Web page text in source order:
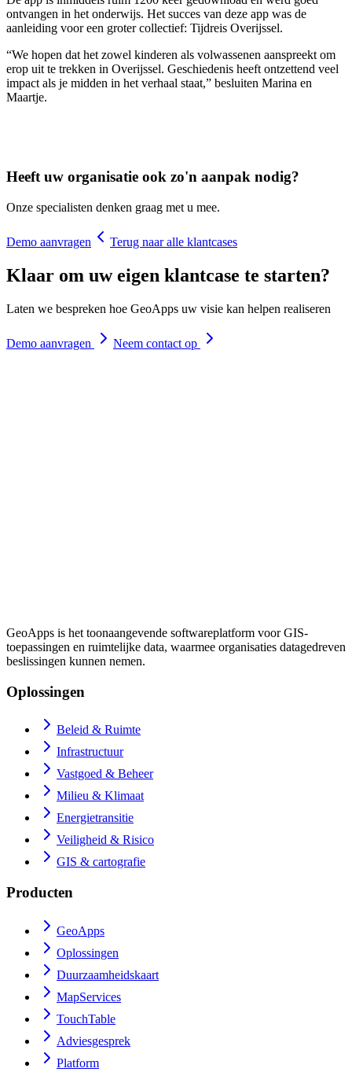
ontvangen in het onderwijs. Het succes van deze app was de
aanleiding voor een groter collectief: Tijdreis Overijssel.
“We hopen dat het zowel kinderen als volwassenen aanspreekt om
erop uit te trekken in Overijssel. Geschiedenis heeft ontzettend veel
impact als je midden in het verhaal staat,” besluiten Marina en
Maartje.
Heeft uw organisatie ook zo'n aanpak nodig?
Onze specialisten denken graag met u mee.
Demo aanvragen Terug naar alle klantcases
Klaar om uw eigen klantcase te starten?
Laten we bespreken hoe GeoApps uw visie kan helpen realiseren
Demo aanvragen Neem contact op
GeoApps is het toonaangevende softwareplatform voor GIS-
toepassingen en ruimtelijke data, waarmee organisaties datagedreven
beslissingen kunnen nemen.
Oplossingen
Beleid & Ruimte
Infrastructuur
Vastgoed & Beheer
Milieu & Klimaat
Energietransitie
Veiligheid & Risico
GIS & cartografie
Producten
GeoApps
Oplossingen
Duurzaamheidskaart
MapServices
TouchTable
Adviesgesprek
Platform